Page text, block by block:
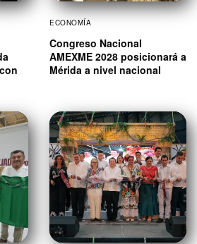
ECONOMÍA
Congreso Nacional
AMEXME 2028 posicionará a
Mérida a nivel nacional